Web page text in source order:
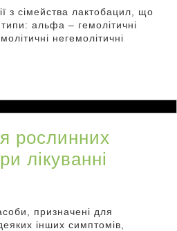
з сімейства лактобацил, що
альфа – гемолітичні
негемолітичні
рослинних
лікуванні
призначені для
інших симптомів,